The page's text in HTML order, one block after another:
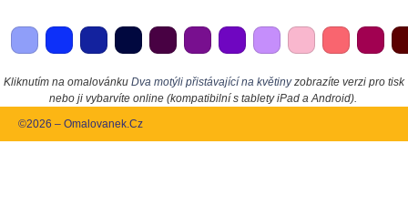
Kliknutím na omalovánku Dva motýli přistávající na květinyzobrazíte verzi pro tisk
nebo ji vybarvíte online (kompatibilní s tablety iPad a Android).
©2026 – Omalovanek.Cz